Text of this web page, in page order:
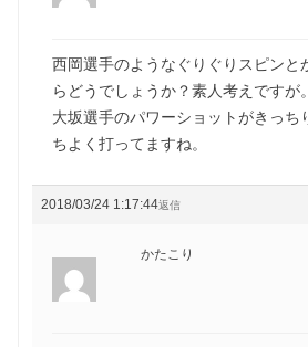
西岡選手のようなぐりぐりスピンと
らどうでしょうか？素人考えですが
大坂選手のパワーショットがきっち
ちよく打ってますね。
2018/03/24 1:17:44返信
かたこり